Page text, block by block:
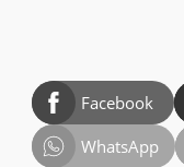
Facebook
WhatsApp